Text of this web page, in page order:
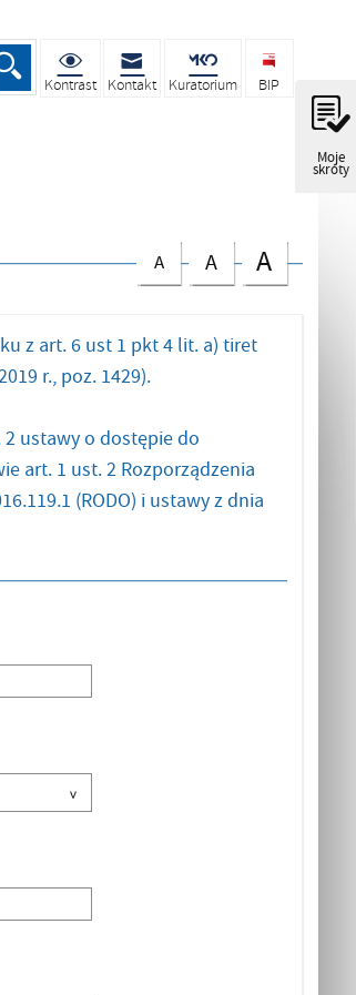
Moje
skróty
Kontrast Kontakt Kuratorium BIP
A A A
z art. 6 ust 1 pkt 4 lit. a) tiret
r., poz. 1429).
ustawy o dostępie do
art. 1 ust. 2 Rozporządzenia
(RODO) i ustawy z dnia